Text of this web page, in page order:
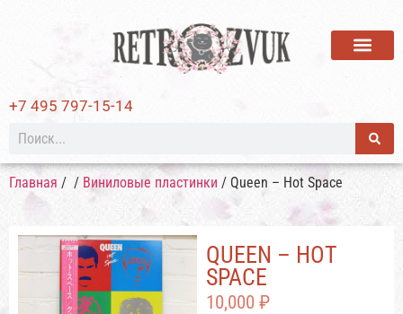
+7 495 797-15-14
Главная / / Виниловые пластинки / Queen – Hot Space
QUEEN – HOT
SPACE
10,000 ₽